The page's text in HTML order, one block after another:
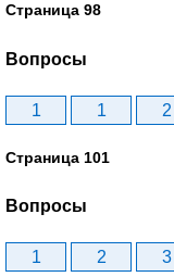
Страница 98
Вопросы
1 1 2
Страница 101
Вопросы
1 2 3